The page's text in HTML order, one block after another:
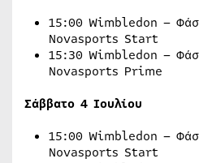
15:00 Wimbledon –
Novasports Start
15:30 Wimbledon –
Novasports Prime
Σάββατο 4 Ιουλίου
15:00 Wimbledon –
Novasports Start